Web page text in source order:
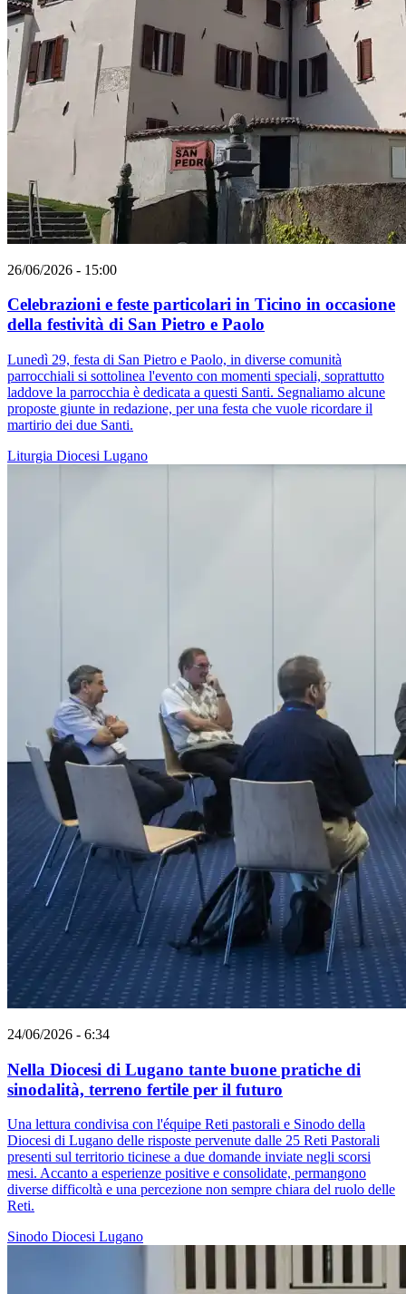
26/06/2026 - 15:00
Celebrazioni e feste particolari in Ticino in occasione
della festività di San Pietro e Paolo
Lunedì 29, festa di San Pietro e Paolo, in diverse comunità
parrocchiali si sottolinea l'evento con momenti speciali, soprattutto
laddove la parrocchia è dedicata a questi Santi. Segnaliamo alcune
proposte giunte in redazione, per una festa che vuole ricordare il
martirio dei due Santi.
Liturgia Diocesi Lugano
24/06/2026 - 6:34
Nella Diocesi di Lugano tante buone pratiche di
sinodalità, terreno fertile per il futuro
Una lettura condivisa con l'équipe Reti pastorali e Sinodo della
Diocesi di Lugano delle risposte pervenute dalle 25 Reti Pastorali
presenti sul territorio ticinese a due domande inviate negli scorsi
mesi. Accanto a esperienze positive e consolidate, permangono
diverse difficoltà e una percezione non sempre chiara del ruolo delle
Reti.
Sinodo Diocesi Lugano